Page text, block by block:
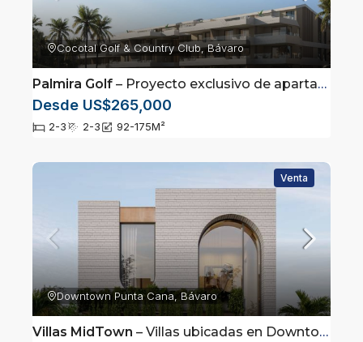
Cocotal Golf & Country Club, Bávaro
Palmira Golf – Proyecto exclusivo de apartamentos ubicado Cocotal, Punta Cana
Desde US$265,000
2-3 2-3 92-175M²
Venta
Downtown Punta Cana, Bávaro
Villas MidTown – Villas ubicadas en Downtown, Punta Cana